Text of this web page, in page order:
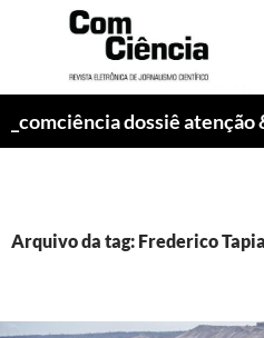
_comciência dossiê atenção
Arquivo da tag: Frederico Tapia